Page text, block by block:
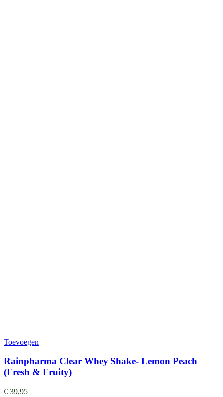
Toevoegen
Rainpharma Clear Whey Shake- Lemon Peach
(Fresh & Fruity)
€ 39,95